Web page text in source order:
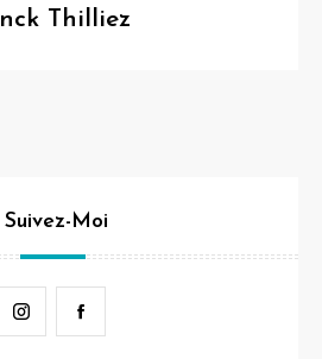
Thilliez
Suivez-Moi
Instagram